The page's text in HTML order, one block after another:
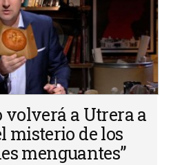
a Utrera a
misterio de los
menguantes”